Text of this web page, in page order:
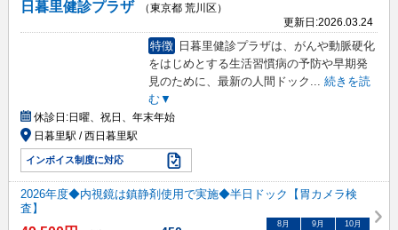
日暮里健診プラザ
（東京都 荒川区）
更新日:2026.03.24
特徴
日暮里健診プラザは、がんや動脈硬化
をはじめとする生活習慣病の予防や早期発
見のために、最新の人間ドック ... 続きを読
む▼
休診日:日曜、祝日、年末年始
日暮里駅 / 西日暮里駅
インボイス制度に対応
2026年度◆内視鏡は鎮静剤使用で実施◆半日ドック【胃カメラ検
査】
8月 9月 10月